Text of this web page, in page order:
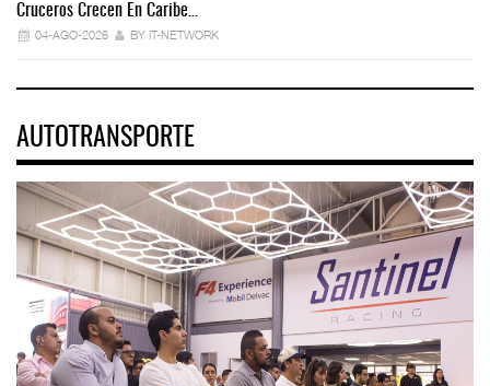
Cruceros Crecen En Caribe…
04-AGO-2026 BY IT-NETWORK
AUTOTRANSPORTE